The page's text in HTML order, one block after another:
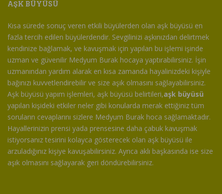
AŞK BÜYÜSÜ
Kısa sürede sonuç veren etkili büyülerden olan aşk büyüsü en
fazla tercih edilen büyülerdendir. Sevgilinizi aşkınızdan delirtmek
kendinize bağlamak, ve kavuşmak için yapılan bu işlemi işinde
uzman ve güvenilir Medyum Burak hocaya yaptırabilirsiniz. İşin
uzmanından yardım alarak en kısa zamanda hayalinizdeki kişiyle
bağınızı kuvvetlendirebilir ve size aşık olmasını sağlayabilirsiniz.
Aşk büyüsü yapım işlemleri, aşk büyüsü belirtileri,aşk büyüsü
yapılan kişideki etkiler neler gibi konularda merak ettiğiniz tüm
soruların cevaplarını sizlere Medyum Burak hoca sağlamaktadır.
Hayallerinizin prensi yada prensesine daha çabuk kavuşmak
istiyorsanız tesirini kolayca gösterecek olan aşk büyüsü ile
arzuladığınız kişiye kavuşabilirsiniz. Ayrıca aklı başkasında ise size
aşık olmasını sağlayarak geri döndürebilirsiniz.